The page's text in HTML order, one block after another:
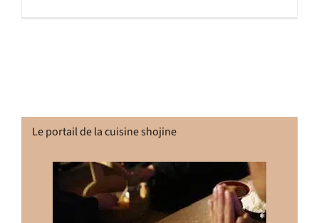
Le portail de la cuisine shojine